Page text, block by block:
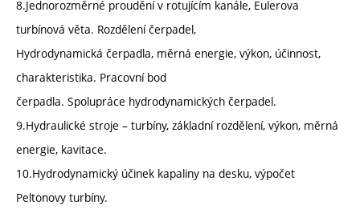
8.Jednorozměrné proudění v rotujícím kanále, Eulerova
turbínová věta. Rozdělení čerpadel,
Hydrodynamická čerpadla, měrná energie, výkon, účinnost,
charakteristika. Pracovní bod
čerpadla. Spolupráce hydrodynamických čerpadel.
9.Hydraulické stroje – turbíny, základní rozdělení, výkon, měrná
energie, kavitace.
10.Hydrodynamický účinek kapaliny na desku, výpočet
Peltonovy turbíny.